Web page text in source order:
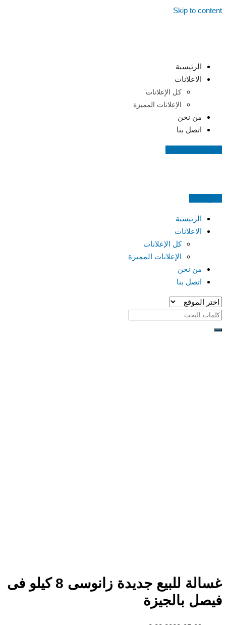
Skip to content
الرئيسية
الاعلانات
كل الإعلانات
الإعلانات المميزة
من نحن
اتصل بنا
الرئيسية
الاعلانات
كل الإعلانات
الإعلانات المميزة
من نحن
اتصل بنا
غسالة للبيع جديدة زانوسى 8 كيلو فى
فيصل بالجيزة